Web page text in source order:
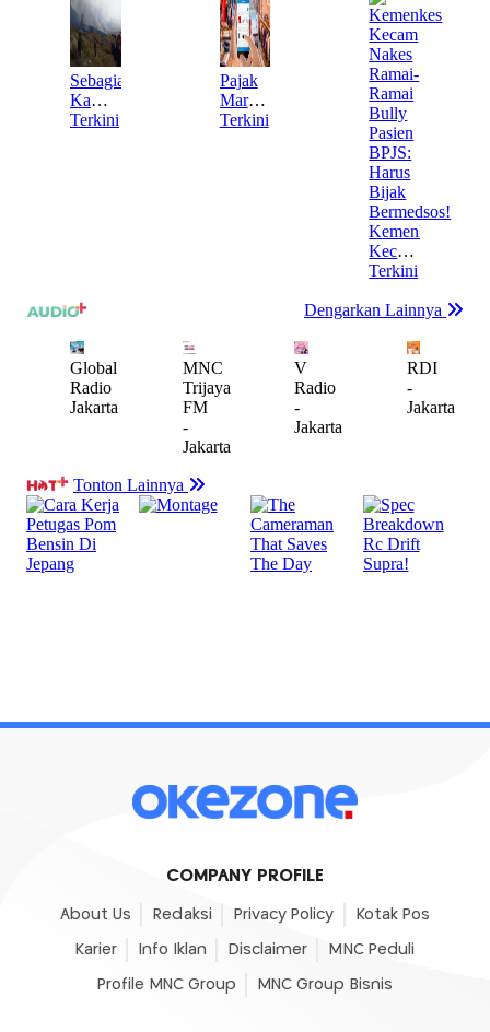
COMPANY PROFILE
About Us Redaksi Privacy Policy Kotak Pos
Karier Info Iklan Disclaimer MNC Peduli
Profile MNC Group MNC Group Bisnis